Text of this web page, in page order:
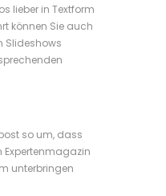
lieber in Textform
können Sie auch
Slideshows
so um, dass
Expertenmagazin
unterbringen